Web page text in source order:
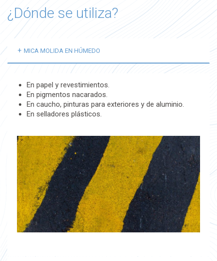
¿Dónde se utiliza?
MICA MOLIDA EN HÚMEDO
En papel y revestimientos.
En pigmentos nacarados.
En caucho, pinturas para exteriores y de aluminio.
En selladores plásticos.